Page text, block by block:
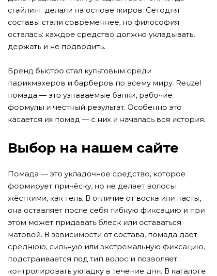
стайлинг делали на основе жиров. Сегодня
составы стали современнее, но философия
осталась: каждое средство должно укладывать,
держать и не подводить.
Бренд быстро стал культовым среди
парикмахеров и барберов по всему миру. Reuzel
помада — это узнаваемые банки, рабочие
формулы и честный результат. Особенно это
касается их помад — с них и началась вся история.
Выбор на нашем сайте
Помада — это укладочное средство, которое
формирует причёску, но не делает волосы
жёсткими, как гель. В отличие от воска или пасты,
она оставляет после себя гибкую фиксацию и при
этом может придавать блеск или оставаться
матовой. В зависимости от состава, помада даёт
среднюю, сильную или экстремальную фиксацию,
подстраивается под тип волос и позволяет
контролировать укладку в течение дня. В каталоге